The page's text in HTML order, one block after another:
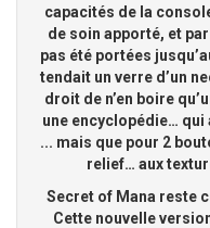
capacités de la
de soin apporté, et
pas été portées
tendait un verre d’un
droit de n’en boire
une encyclopédie…
... mais que pour 2
relief… aux
Secret of Mana reste
Cette nouvelle